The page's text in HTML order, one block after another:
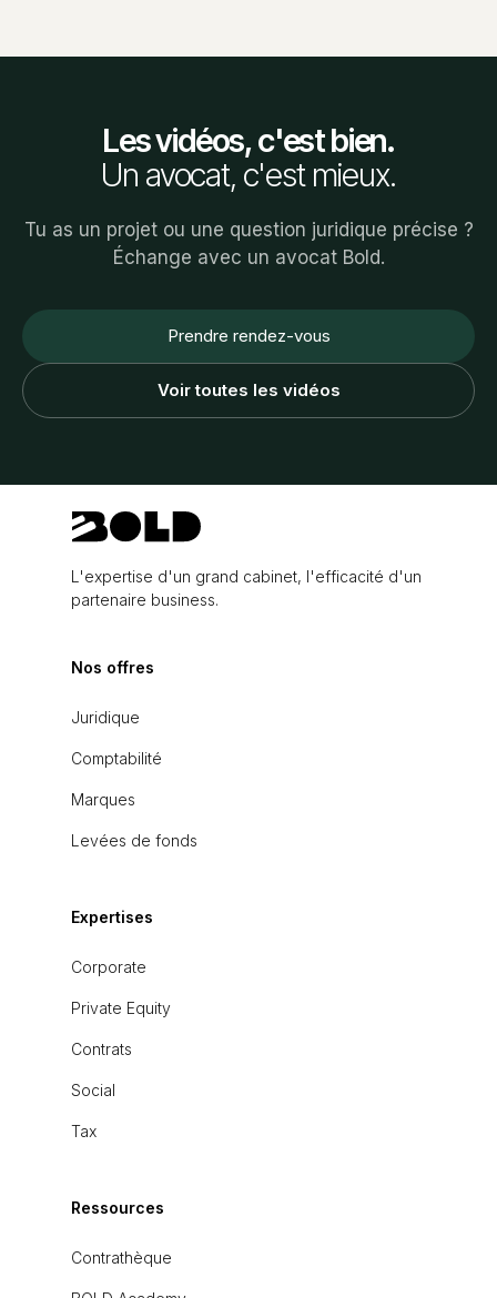
Les vidéos, c'est bien.
Un avocat, c'est mieux.
Tu as un projet ou une question juridique précise ?
Échange avec un avocat Bold.
Prendre rendez-vous
Voir toutes les vidéos
L'expertise d'un grand cabinet, l'efficacité d'un
partenaire business.
Nos offres
Juridique
Comptabilité
Marques
Levées de fonds
Expertises
Corporate
Private Equity
Contrats
Social
Tax
Ressources
Contrathèque